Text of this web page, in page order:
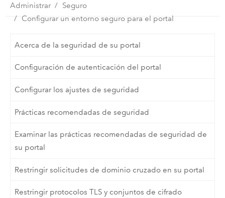
Administrar
Seguro
Configurar un entorno seguro para el portal
Acerca de la seguridad de su portal
Configuración de autenticación del portal
Configurar los ajustes de seguridad
Prácticas recomendadas de seguridad
Examinar las prácticas recomendadas de seguridad de
su portal
Restringir solicitudes de dominio cruzado en su portal
Restringir protocolos TLS y conjuntos de cifrado